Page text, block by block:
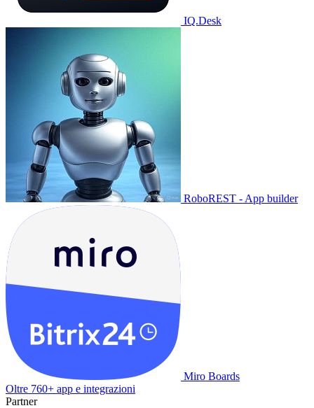
IQ.Desk
RoboREST - App builder
Miro Boards
Oltre 760+ app e integrazioni
Partner